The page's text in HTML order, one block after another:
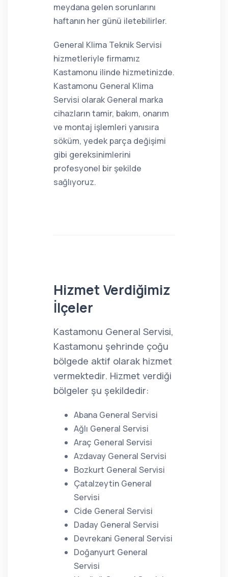
meydana gelen sorunlarını
haftanın her günü iletebilirler.
General Klima Teknik Servisi
hizmetleriyle firmamız
Kastamonu ilinde hizmetinizde.
Kastamonu General Klima
Servisi olarak General marka
cihazların tamir, bakım, onarım
ve montaj işlemleri yanısıra
söküm, yedek parça değişimi
gibi gereksinimlerini
profesyonel bir şekilde
sağlıyoruz.
Hizmet Verdiğimiz
İlçeler
Kastamonu General Servisi,
Kastamonu şehrinde çoğu
bölgede aktif olarak hizmet
vermektedir. Hizmet verdiği
bölgeler şu şekildedir:
Abana General Servisi
Ağlı General Servisi
Araç General Servisi
Azdavay General Servisi
Bozkurt General Servisi
Çatalzeytin General
Servisi
Cide General Servisi
Daday General Servisi
Devrekani General Servisi
Doğanyurt General
Servisi